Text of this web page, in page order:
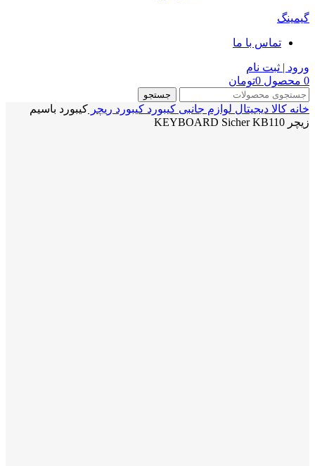
گیمینگ
تماس با ما
ورود | ثبت نام
0 محصول 0تومان
جستجو
خانه کالا دیجیتال لوازم جانبی کیبورد کیبورد ریچر کیبورد باسیم
زیچر KEYBOARD Sicher KB110